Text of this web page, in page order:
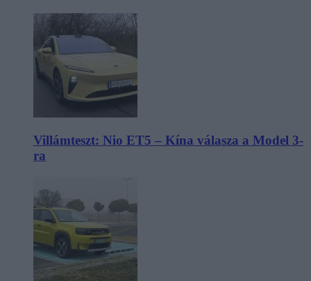
Villámteszt: Nio ET5 – Kína válasza a Model 3-
ra